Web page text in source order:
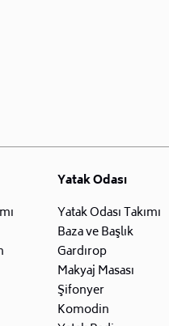
Yatak Odası
Yatak Odası Takımı
Baza ve Başlık
Gardırop
Makyaj Masası
Şifonyer
Komodin